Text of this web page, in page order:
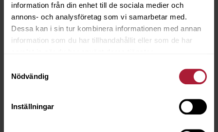
information från din enhet till de sociala medier och
annons- och analysföretag som vi samarbetar med.
Dessa kan i sin tur kombinera informationen med annan
information som du har tillhandahållit eller som de har
Nödvändig
Inställningar
Acrisol BALI Azul 320 cm
BAL-1021-320
Beställningsvara MOQ 50m